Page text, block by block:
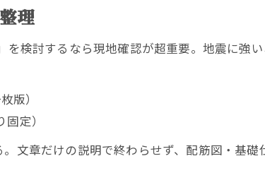
理
検討するなら現地確認が超重要。地震に強
版）
定）
文章だけの説明で終わらせず、配筋図・基